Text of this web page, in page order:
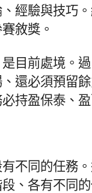
經驗與技巧
敘獎。
目前處境。
還必須預留
持盈保泰、
不同的任務
、 各有不同